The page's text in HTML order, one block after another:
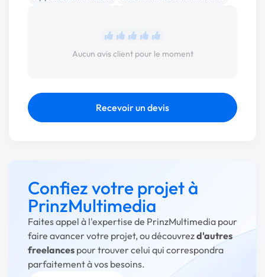
Aucun avis client pour le moment
Recevoir un devis
Confiez votre projet à
PrinzMultimedia
Faites appel à l'expertise de PrinzMultimedia pour
faire avancer votre projet, ou découvrezd'autres
freelances pour trouver celui qui correspondra
parfaitement à vos besoins.